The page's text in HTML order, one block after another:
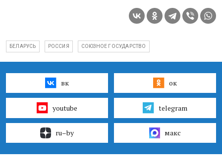
БЕЛАРУСЬ РОССИЯ СОЮЗНОЕ ГОСУДАРСТВО
вк ок
youtube telegram
ru–by макс